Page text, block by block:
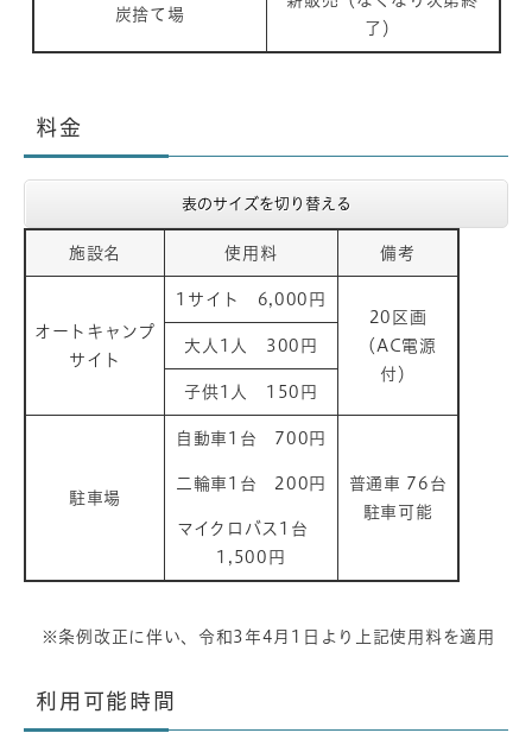
炭捨て場
了）
料金
表のサイズを切り替える
施設名 使用料 備考
オートキャンプ
サイト
1サイト 6,000円
20区画
（AC電源
付）
大人1人 300円
子供1人 150円
駐車場
自動車1台 700円
二輪車1台 200円
マイクロバス1台
1,500円
普通車 76台
駐車可能
※条例改正に伴い、令和3年4月1日より上記使用料を適用
利用可能時間